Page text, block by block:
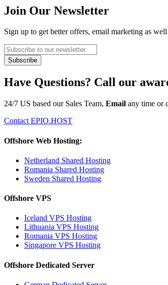
Join Our Newsletter
Sign up to get better offers, email marketing as
Have Questions? Call our
24/7 US based our Sales Team, Email any time or
Contact EPIO.HOST
Offshore Web Hosting:
Netherland Shared Hosting
Romania Shared Hosting
Sweden Shared Hosting
Offshore VPS
Iceland VPS Hosting
Lithuania VPS Hosting
Romania VPS Hosting
Singapore VPS Hosting
Offshore Dedicated Server